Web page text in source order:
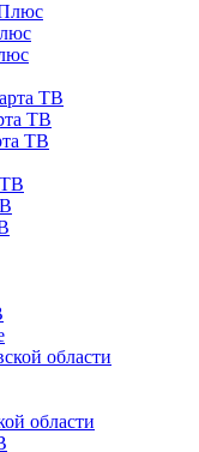
ТВ
ТВ
ТВ
области
области